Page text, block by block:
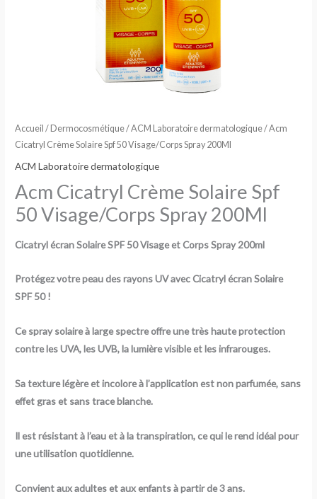
Accueil /Dermocosmétique/ACM Laboratoire dermatologique/ Acm
Cicatryl Crème Solaire Spf 50 Visage/Corps Spray 200Ml
ACM Laboratoire dermatologique
Acm Cicatryl Crème Solaire Spf
50 Visage/Corps Spray 200Ml
Cicatryl écran Solaire SPF 50 Visage et Corps Spray 200ml
Protégez votre peau des rayons UV avec Cicatryl écran Solaire
SPF 50 !
Ce spray solaire à large spectre offre une très haute protection
contre les UVA, les UVB, la lumière visible et les infrarouges.
Sa texture légère et incolore à l’application est non parfumée, sans
effet gras et sans trace blanche.
Il est résistant à l’eau et à la transpiration, ce qui le rend idéal pour
une utilisation quotidienne.
Convient aux adultes et aux enfants à partir de 3 ans.